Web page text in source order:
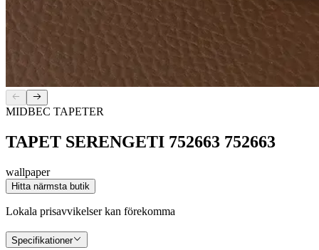
MIDBEC TAPETER
TAPET SERENGETI 752663 752663
wallpaper
Hitta närmsta butik
Lokala prisavvikelser kan förekomma
Specifikationer